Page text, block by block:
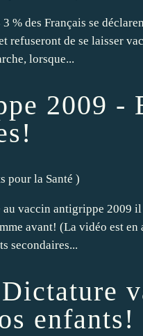
% des Français se
refuseront de se laisser
lorsque...
2009 -
pour la Santé )
vaccin antigrippe 2009
avant! (La vidéo est
secondaires...
enfants!